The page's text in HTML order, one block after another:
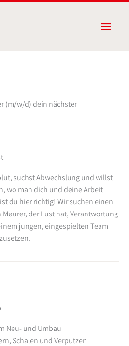
(m/w/d) dein nächster
suchst Abwechslung und willst
wo man dich und deine Arbeit
du hier richtig! Wir suchen einen
der Lust hat, Verantwortung
jungen, eingespielten Team
Neu- und Umbau
Schalen und Verputzen